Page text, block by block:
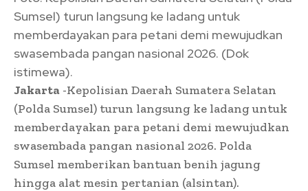
Sumsel) turun langsung ke ladang untuk
memberdayakan para petani demi mewujudkan
swasembada pangan nasional 2026. (Dok
istimewa).
Jakarta -Kepolisian Daerah Sumatera Selatan
(Polda Sumsel) turun langsung ke ladang untuk
memberdayakan para petani demi mewujudkan
swasembada pangan nasional 2026. Polda
Sumsel memberikan bantuan benih jagung
hingga alat mesin pertanian (alsintan).